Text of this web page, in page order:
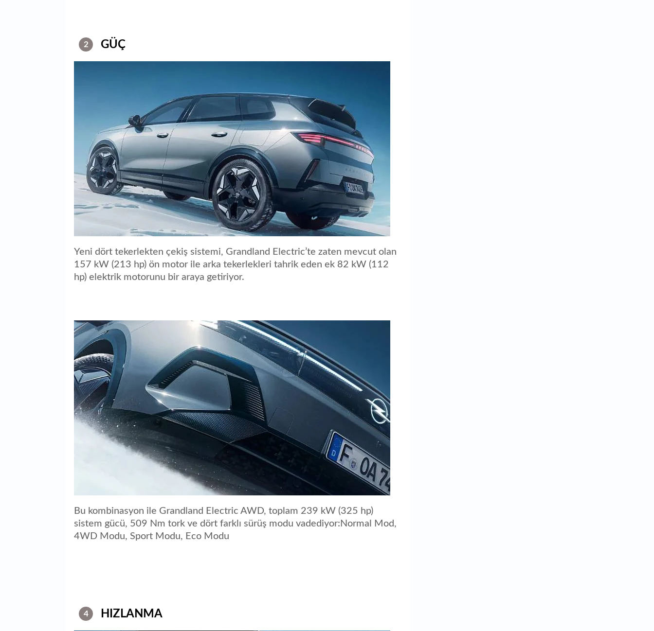
2 GÜÇ
Yeni dört tekerlekten çekiş sistemi, Grandland Electric’te zaten mevcut olan
157 kW (213 hp) ön motor ile arka tekerlekleri tahrik eden ek 82 kW (112
hp) elektrik motorunu bir araya getiriyor.
Bu kombinasyon ile Grandland Electric AWD, toplam 239 kW (325 hp)
sistem gücü, 509 Nm tork ve dört farklı sürüş modu vadediyor:Normal Mod,
4WD Modu, Sport Modu, Eco Modu
4 HIZLANMA